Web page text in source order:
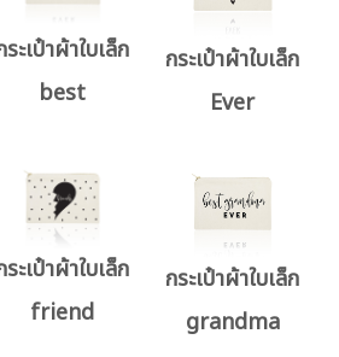
ระเป๋าผ้าใบเล็ก
best
กระเป๋าผ้าใบเล็ก
Ever
ระเป๋าผ้าใบเล็ก
friend
กระเป๋าผ้าใบเล็ก
grandma